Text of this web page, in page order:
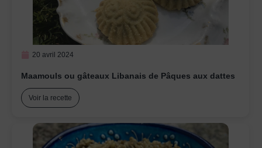
20 avril 2024
Maamouls ou gâteaux Libanais de Pâques aux dattes
Voir la recette